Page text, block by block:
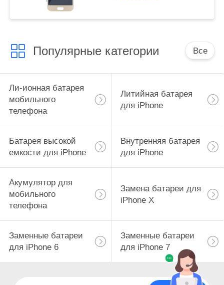
Популярные категории Все
Ли-ионная батарея
мобильного
телефона
Литийная батарея
для iPhone
Батарея высокой
емкости для iPhone
Внутренняя батарея
для iPhone
Акумулятор для
мобильного
телефона
Замена батареи для
iPhone X
Заменные батареи
для iPhone 6
Заменные батареи
для iPhone 7